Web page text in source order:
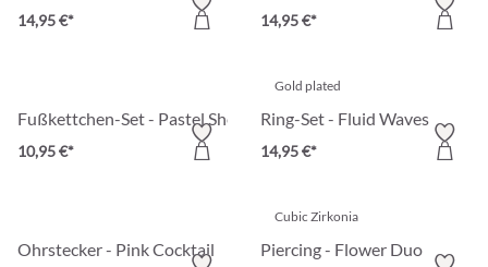
14,95 €* 14,95 €*
Fußkettchen-Set - Pastel Shells
10,95 €*
Gold plated
Ring-Set - Fluid Waves
14,95 €*
Ohrstecker - Pink Cocktail
Cubic Zirkonia
Piercing - Flower Duo